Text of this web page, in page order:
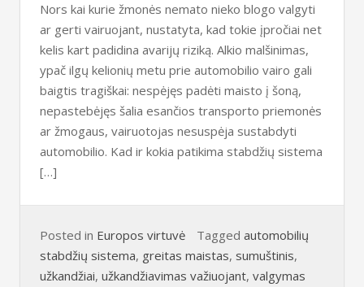
Nors kai kurie žmonės nemato nieko blogo valgyti
ar gerti vairuojant, nustatyta, kad tokie įpročiai net
kelis kart padidina avarijų riziką. Alkio malšinimas,
ypač ilgų kelionių metu prie automobilio vairo gali
baigtis tragiškai: nespėjęs padėti maisto į šoną,
nepastebėjęs šalia esančios transporto priemonės
ar žmogaus, vairuotojas nesuspėja sustabdyti
automobilio. Kad ir kokia patikima stabdžių sistema
[…]
Posted in Europos virtuvė Tagged automobilių
stabdžių sistema, greitas maistas, sumuštinis,
užkandžiai, užkandžiavimas važiuojant, valgymas